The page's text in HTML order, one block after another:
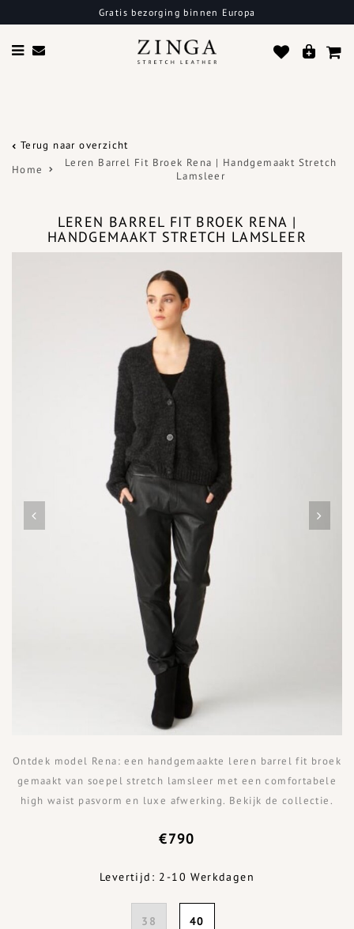
Gratis bezorging binnen Europa
Terug naar overzicht
Home
Leren Barrel Fit Broek Rena | Handgemaakt Stretch
Lamsleer
LEREN BARREL FIT BROEK RENA |
HANDGEMAAKT STRETCH LAMSLEER
Ontdek model Rena: een handgemaakte leren barrel fit broek
gemaakt van soepel stretch lamsleer met een comfortabele
high waist pasvorm en luxe afwerking. Bekijk de collectie.
€790
Levertijd: 2-10 Werkdagen
38 40